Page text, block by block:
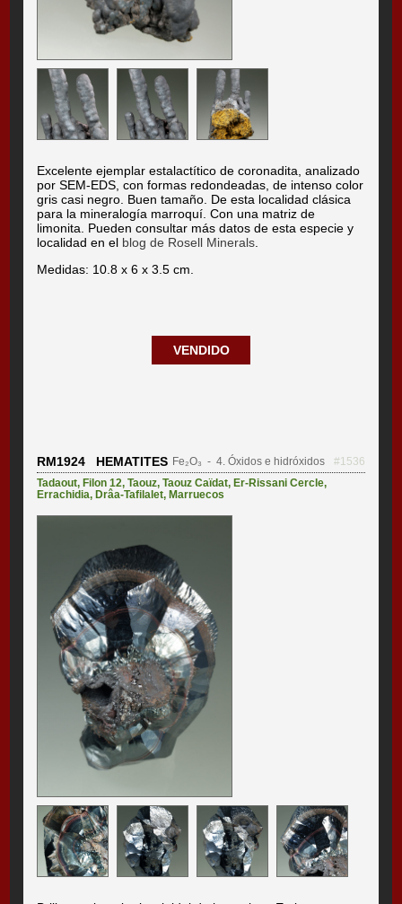
Excelente ejemplar estalactítico de coronadita, analizado
por SEM-EDS, con formas redondeadas, de intenso color
gris casi negro. Buen tamaño. De esta localidad clásica
para la mineralogía marroquí. Con una matriz de
limonita. Pueden consultar más datos de esta especie y
localidad en el blog de Rosell Minerals
Medidas: 10.8 x 6 x 3.5 cm.
VENDIDO
RM1924 HEMATITES Fe₂O₃ - 4. Óxidos e hidróxidos
#1536
Tadaout, Filon 12,Taouz,Taouz Caïdat, Er-Rissani Cercle,
Errachidia, Drâa-Tafilalet, Marruecos